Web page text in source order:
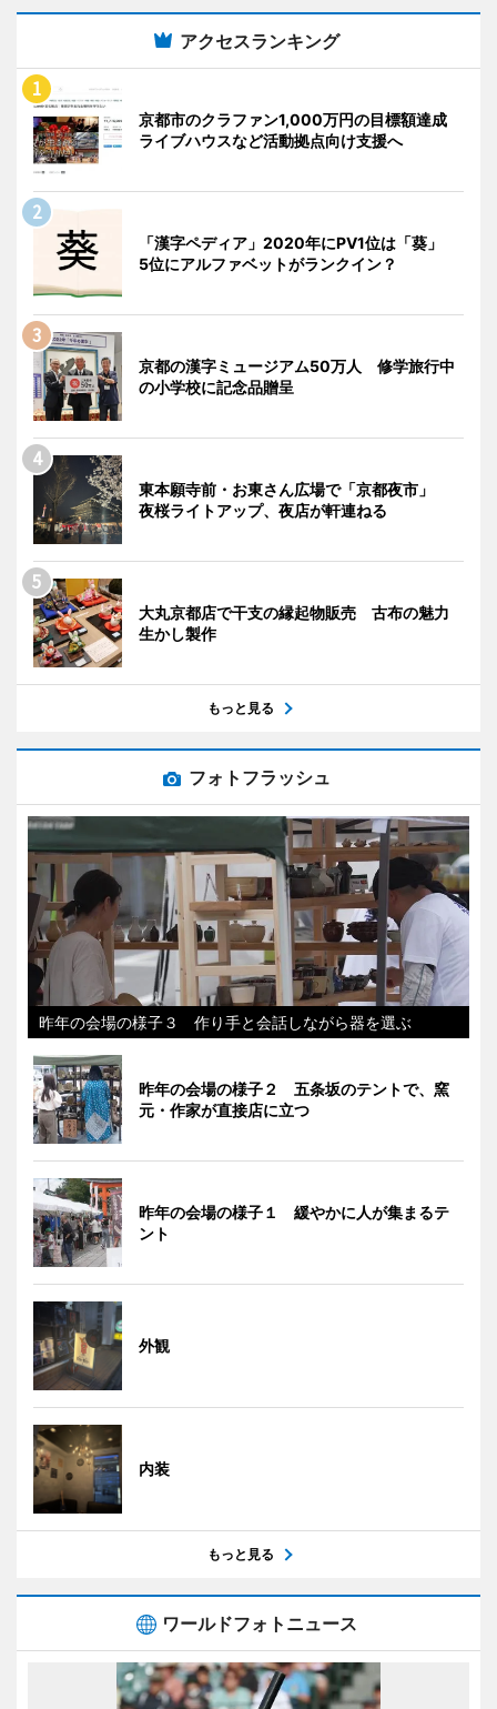
アクセスランキング
京都市のクラファン1,000万円の目標額達成
ライブハウスなど活動拠点向け支援へ
「漢字ペディア」2020年にPV1位は「葵」
5位にアルファベットがランクイン？
京都の漢字ミュージアム50万人 修学旅行中
の小学校に記念品贈呈
東本願寺前・お東さん広場で「京都夜市」
夜桜ライトアップ、夜店が軒連ねる
大丸京都店で干支の縁起物販売 古布の魅力
生かし製作
もっと見る
フォトフラッシュ
昨年の会場の様子３ 作り手と会話しながら器を選ぶ
昨年の会場の様子２ 五条坂のテントで、窯
元・作家が直接店に立つ
昨年の会場の様子１ 緩やかに人が集まるテ
ント
外観
内装
もっと見る
ワールドフォトニュース